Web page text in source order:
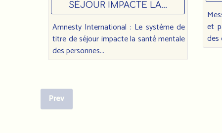
SÉJOUR IMPACTE LA...
Amnesty International : Le système de
titre de séjour impacte la santé mentale
des personnes...
et
des
Prev